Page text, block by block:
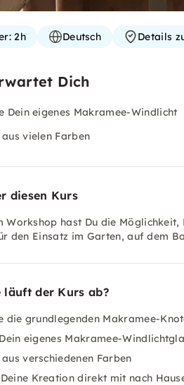
2h Deutsch Details
Dich
Dein eigenes Makramee-Windlicht
vielen Farben
diesen Kurs
Workshop hast Du die
den Einsatz im Garten, auf dem
läuft der Kurs ab?
die grundlegenden Makramee-
eigenes Makramee-
verschiedenen Farben
Kreation direkt mit nach